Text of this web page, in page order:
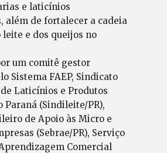
e laticínios
além de fortalecer a cadeia
e dos queijos no
um comitê gestor
Sistema FAEP, Sindicato
Laticínios e Produtos
Paraná (Sindileite/PR),
de Apoio às Micro e
(Sebrae/PR), Serviço
Comercial